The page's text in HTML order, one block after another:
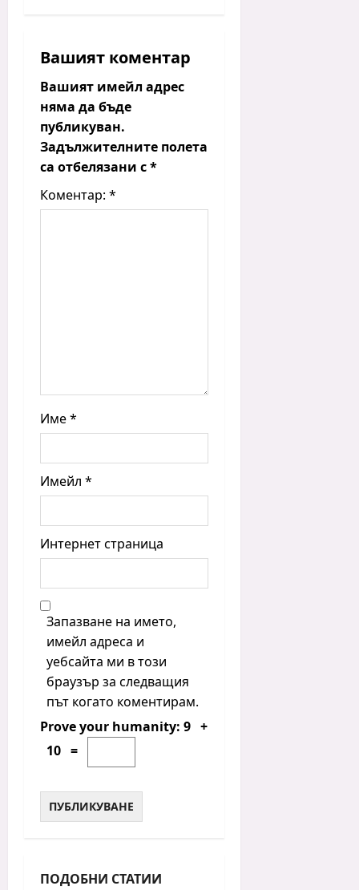
v
i
g
a
t
i
o
n
Вашият коментар
Вашият имейл адрес
няма да бъде
публикуван.
Задължителните полета
са отбелязани с*
Коментар: *
Име*
Имейл *
Интернет страница
Запазване на името,
имейл адреса и
уебсайта ми в този
браузър за следващия
път когато коментирам.
Prove your humanity: 9 +
10 =
ПОДОБНИ СТАТИИ